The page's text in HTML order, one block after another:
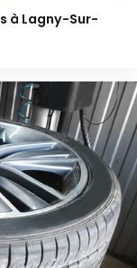
à Lagny-Sur-